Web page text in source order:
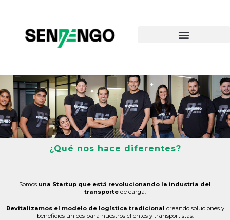
¿Qué nos hace diferentes?
Somos una Startup que está revolucionando la industria del
transporte de carga.
Revitalizamos el modelo de logística tradicional creando soluciones y
beneficios únicos para nuestros clientes y transportistas.